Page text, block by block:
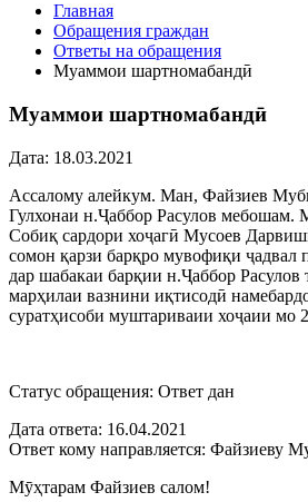
Главная
Обращения граждан
Ответы на обращения
Муаммои шартномабандӣ
Муаммои шартномабандӣ
Дата: 18.03.2021
Ассалому алейкум. Ман, Файзиев
Гулхонаи н.Ҷаббор Расулов мебошам.
Собиқ сардори хоҷагӣ Мусоев
сомон қарзи барқро мувофиқи
дар шабакаи барқии н.Ҷаббор
марҳилаи вазнини иқтисодӣ
суратҳисоби муштариваии хоҷаии мо
Статус обращения: Ответ дан
Дата ответа: 16.04.2021
Ответ кому направляется: Файзиеву
Мӯҳтарам Файзиев салом!